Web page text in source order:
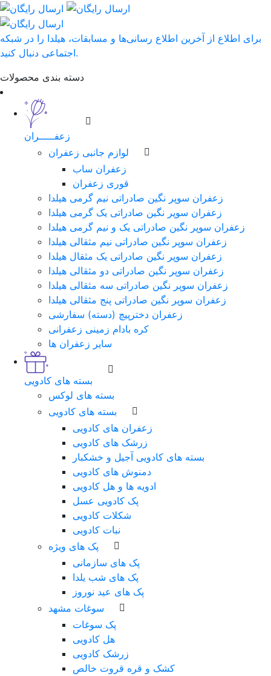
برای اطلاع از آخرین اطلاع رسانی‌ها و مسابقات، هیلدا را در شبکه
اجتماعی دنبال کنید.
دسته بندی محصولات
زعفـــــران
لوازم جانبی زعفران
زعفران ساب
قوری زعفران
زعفران سوپر نگین صادراتی نیم گرمی هیلدا
زعفران سوپر نگین صادراتی یک گرمی هیلدا
زعفران سوپر نگین صادراتی یک و نیم گرمی هیلدا
زعفران سوپر نگین صادراتی نیم مثقالی هیلدا
زعفران سوپر نگین صادراتی یک مثقال هیلدا
زعفران سوپر نگین صادراتی دو مثقالی هیلدا
زعفران سوپر نگین صادراتی سه مثقالی هیلدا
زعفران سوپر نگین صادراتی پنج مثقالی هیلدا
زعفران دخترپیچ (دسته) سفارشی
کره بادام زمینی زعفرانی
سایر زعفران ها
بسته های کادویی
بسته های لوکس
بسته های کادویی
زعفران های کادویی
زرشک های کادویی
بسته های کادویی آجیل و خشکبار
دمنوش های کادویی
ادویه ها و هل کادویی
پک کادویی عسل
شکلات کادویی
نبات کادویی
پک های ویژه
پک های سازمانی
پک های شب یلدا
پک های عید نوروز
سوغات مشهد
پک سوغات
هل کادویی
زرشک کادویی
کشک و قره قروت خالص